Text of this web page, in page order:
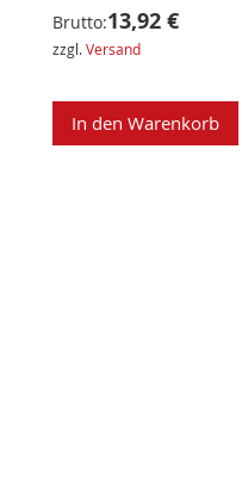
Brutto:13,92 €
zzgl.Versand
In den Warenkorb